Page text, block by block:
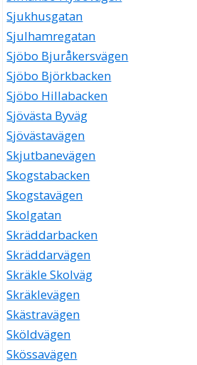
Sjukhusgatan
Sjulhamregatan
Sjöbo Bjuråkersvägen
Sjöbo Björkbacken
Sjöbo Hillabacken
Sjövästa Byväg
Sjövästavägen
Skjutbanevägen
Skogstabacken
Skogstavägen
Skolgatan
Skräddarbacken
Skräddarvägen
Skräkle Skolväg
Skräklevägen
Skästravägen
Sköldvägen
Skössavägen